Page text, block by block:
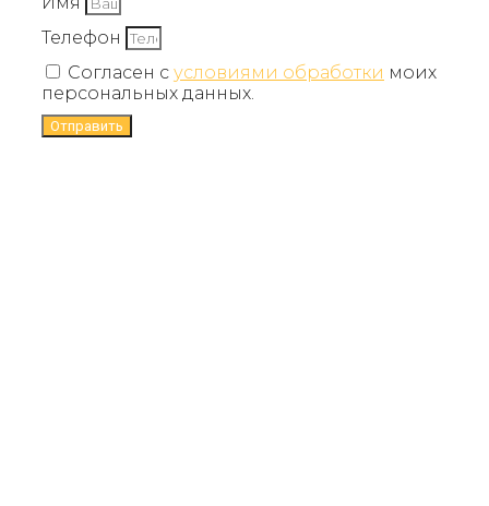
Телефон
Согласен с условиями обработки моих
персональных данных.
Отправить